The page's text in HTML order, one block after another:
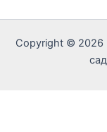
Copyright © 2026